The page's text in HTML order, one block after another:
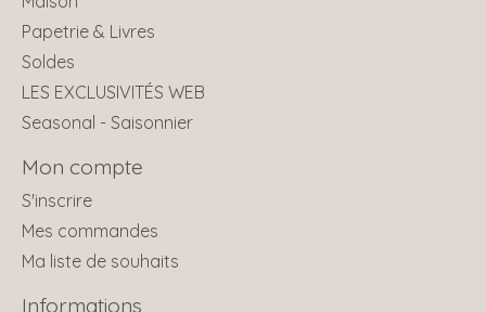
Papetrie & Livres
Soldes
LES EXCLUSIVITÉS WEB
Seasonal - Saisonnier
Mon compte
S'inscrire
Mes commandes
Ma liste de souhaits
Informations